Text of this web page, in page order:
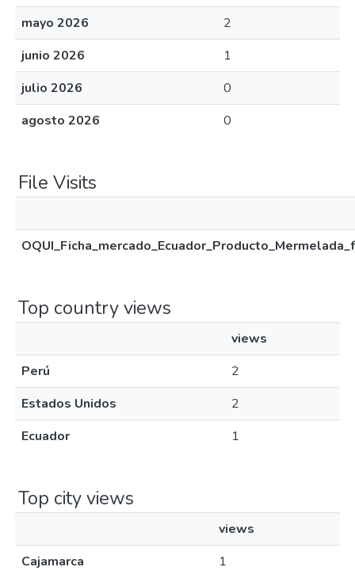
mayo 2026
2
junio 2026
1
julio 2026
0
agosto 2026
0
File Visits
Top country views
views
Perú
2
Estados Unidos
2
Ecuador
1
Top city views
views
Cajamarca
1